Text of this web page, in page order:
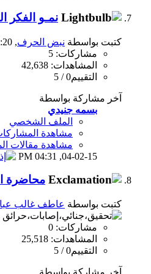
نمـو الفكر
كتبت بواسطة نبض الحرف‏, 11-24-10 05:20 AM
مشاركات: 5
المشاهدات: 42,638
التقييم0 / 5
آخر مشاركة بواسطة
بسمه جنيدي
الملف الشخصي
مشاهدة
مشاهدة مقالات
04-02-15,
04:31 PM
محاضرة
كتبت بواسطة عاطف غالب
مشاركات: 0
المشاهدات: 25,518
التقييم0 / 5
آخر مشاركة بواسطة